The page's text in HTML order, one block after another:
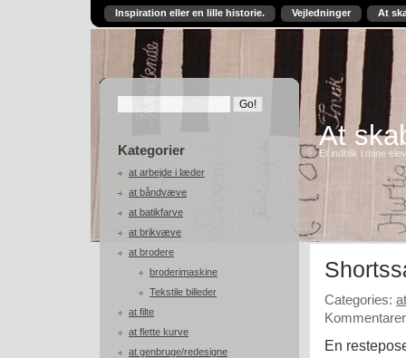
Inspiration eller en lille historie. Vejledninger At
Kategorier
at arbejde i læder
at båndvæve
at batikfarve
at brikvæve
at brodere
broderimaskine
Tekstile billeder
at filte
at flette kurve
at genbruge/redesigne
At
Et indblik i mine
Categories:
En